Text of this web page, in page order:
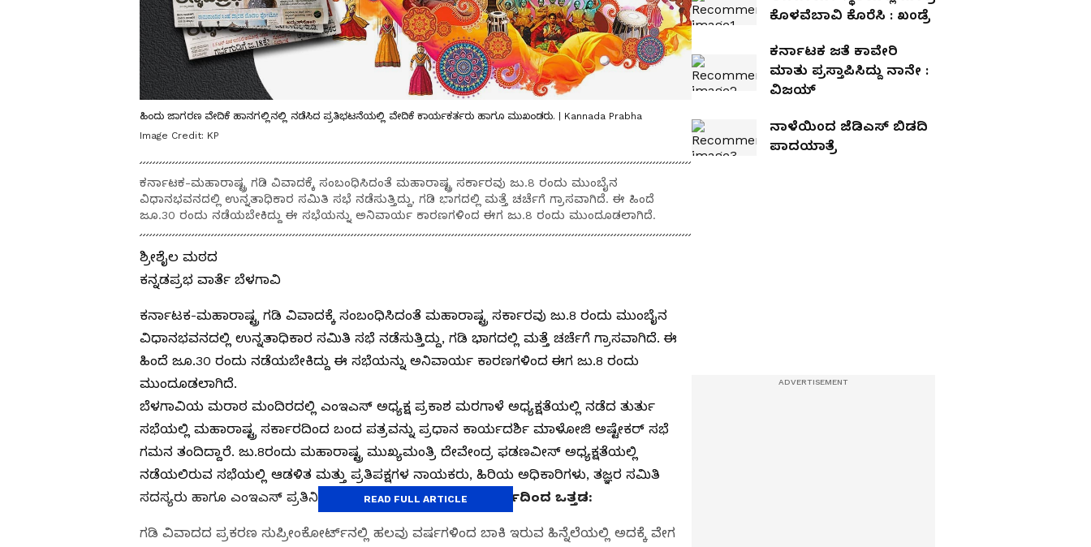
ಹಿಂದು ಜಾಗರಣ ವೇದಿಕೆ ಹಾನಗಲ್ಲಿನಲ್ಲಿ ನಡೆಸಿದ ಪ್ರತಿಭಟನೆಯಲ್ಲಿ ವೇದಿಕೆ ಕಾರ್ಯಕರ್ತರು ಹಾಗೂ ಮುಖಂಡರು. | Kannada Prabha
Image Credit: KP
ಕರ್ನಾಟಕ-ಮಹಾರಾಷ್ಟ್ರ ಗಡಿ ವಿವಾದಕ್ಕೆ ಸಂಬಂಧಿಸಿದಂತೆ ಮಹಾರಾಷ್ಟ್ರ ಸರ್ಕಾರವು ಜು.8 ರಂದು ಮುಂಬೈನ
ವಿಧಾನಭವನದಲ್ಲಿ ಉನ್ನತಾಧಿಕಾರ ಸಮಿತಿ ಸಭೆ ನಡೆಸುತ್ತಿದ್ದು, ಗಡಿ ಭಾಗದಲ್ಲಿ ಮತ್ತೆ ಚರ್ಚೆಗೆ ಗ್ರಾಸವಾಗಿದೆ. ಈ ಹಿಂದೆ
ಜೂ.30 ರಂದು ನಡೆಯಬೇಕಿದ್ದು ಈ ಸಭೆಯನ್ನು ಅನಿವಾರ್ಯ ಕಾರಣಗಳಿಂದ ಈಗ ಜು.8 ರಂದು ಮುಂದೂಡಲಾಗಿದೆ.
ಶ್ರೀಶೈಲ ಮಠದ
ಕನ್ನಡಪ್ರಭ ವಾರ್ತೆ ಬೆಳಗಾವಿ
ಕರ್ನಾಟಕ-ಮಹಾರಾಷ್ಟ್ರ ಗಡಿ ವಿವಾದಕ್ಕೆ ಸಂಬಂಧಿಸಿದಂತೆ ಮಹಾರಾಷ್ಟ್ರ ಸರ್ಕಾರವು ಜು.8 ರಂದು ಮುಂಬೈನ
ವಿಧಾನಭವನದಲ್ಲಿ ಉನ್ನತಾಧಿಕಾರ ಸಮಿತಿ ಸಭೆ ನಡೆಸುತ್ತಿದ್ದು, ಗಡಿ ಭಾಗದಲ್ಲಿ ಮತ್ತೆ ಚರ್ಚೆಗೆ ಗ್ರಾಸವಾಗಿದೆ. ಈ
ಹಿಂದೆ ಜೂ.30 ರಂದು ನಡೆಯಬೇಕಿದ್ದು ಈ ಸಭೆಯನ್ನು ಅನಿವಾರ್ಯ ಕಾರಣಗಳಿಂದ ಈಗ ಜು.8 ರಂದು
ಮುಂದೂಡಲಾಗಿದೆ.
ಬೆಳಗಾವಿಯ ಮರಾಠ ಮಂದಿರದಲ್ಲಿ ಎಂಇಎಸ್ ಅಧ್ಯಕ್ಷ ಪ್ರಕಾಶ ಮರಗಾಳೆ ಅಧ್ಯಕ್ಷತೆಯಲ್ಲಿ ನಡೆದ ತುರ್ತು
ಸಭೆಯಲ್ಲಿ ಮಹಾರಾಷ್ಟ್ರ ಸರ್ಕಾರದಿಂದ ಬಂದ ಪತ್ರವನ್ನು ಪ್ರಧಾನ ಕಾರ್ಯದರ್ಶಿ ಮಾಳೋಜಿ ಅಷ್ಟೇಕರ್ ಸಭೆ
ಗಮನ ತಂದಿದ್ದಾರೆ. ಜು.8ರಂದು ಮಹಾರಾಷ್ಟ್ರ ಮುಖ್ಯಮಂತ್ರಿ ದೇವೇಂದ್ರ ಫಡಣವೀಸ್ ಅಧ್ಯಕ್ಷತೆಯಲ್ಲಿ
ನಡೆಯಲಿರುವ ಸಭೆಯಲ್ಲಿ ಆಡಳಿತ ಮತ್ತು ಪ್ರತಿಪಕ್ಷಗಳ ನಾಯಕರು, ಹಿರಿಯ ಅಧಿಕಾರಿಗಳು, ತಜ್ಞರ ಸಮಿತಿ
ಸದಸ್ಯರು ಹಾಗೂ ಎಂಇಎಸ್ ಪ್ರತಿನಿಧಿಗಳು ಪಾಲ್ಗೊಳ್ಳಲಿದ್ದಾರೆ.ಒಂದು ವರ್ಷದಿಂದ ಒತ್ತಡ:
ಗಡಿ ವಿವಾದದ ಪ್ರಕರಣ ಸುಪ್ರೀಂಕೋರ್ಟ್‌ನಲ್ಲಿ ಹಲವು ವರ್ಷಗಳಿಂದ ಬಾಕಿ ಇರುವ ಹಿನ್ನೆಲೆಯಲ್ಲಿ ಅದಕ್ಕೆ ವೇಗ
READ FULL ARTICLE
ಕೊಳವೆಬಾವಿ ಕೊರೆಸಿ : ಖಂಡ್ರೆ
ಕರ್ನಾಟಕ ಜತೆ ಕಾವೇರಿ
ಮಾತು ಪ್ರಸ್ತಾಪಿಸಿದ್ದು ನಾನೇ :
ವಿಜಯ್‌
ನಾಳೆಯಿಂದ ಜೆಡಿಎಸ್‌ ಬಿಡದಿ
ಪಾದಯಾತ್ರೆ